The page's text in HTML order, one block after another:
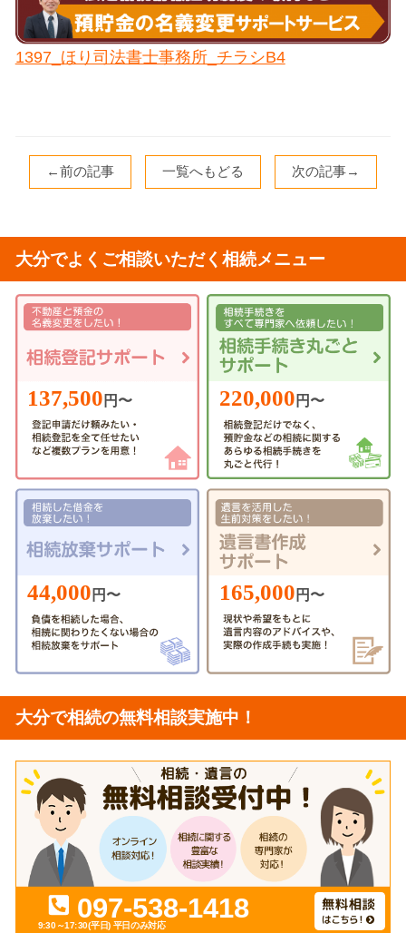
1397_ほり司法書士事務所_チラシB4
←前の記事 一覧へもどる 次の記事→
大分でよくご相談いただく相続メニュー
137,500 円〜 220,000 円〜
44,000 円〜 165,000 円〜
大分で相続の無料相談実施中！
097-538-1418
9:30～17:30(平日) 平日のみ対応